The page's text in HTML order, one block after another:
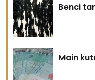
Benci
Main